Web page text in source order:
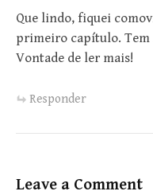
Que lindo, fiquei
primeiro capítulo. Tem
Vontade de ler mais!
Responder
Leave a Comment